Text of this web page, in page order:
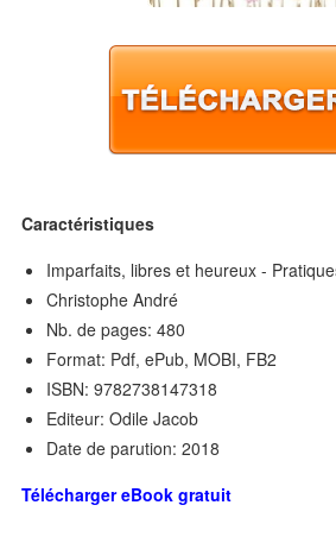
Caractéristiques
Imparfaits, libres et heureux -
Christophe André
Nb. de pages: 480
Format: Pdf, ePub, MOBI, FB2
ISBN: 9782738147318
Editeur: Odile Jacob
Date de parution: 2018
Télécharger eBook gratuit